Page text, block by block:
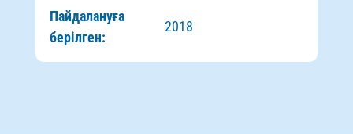
Пайдалануға
берілген:
2018